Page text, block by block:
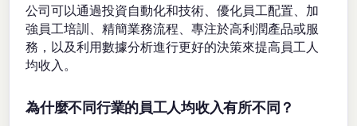
公司可以通過投資自動化和技術、優化員工配置、加
強員工培訓、精簡業務流程、專注於高利潤產品或服
務，以及利用數據分析進行更好的決策來提高員工人
均收入。
為什麼不同行業的員工人均收入有所不同？